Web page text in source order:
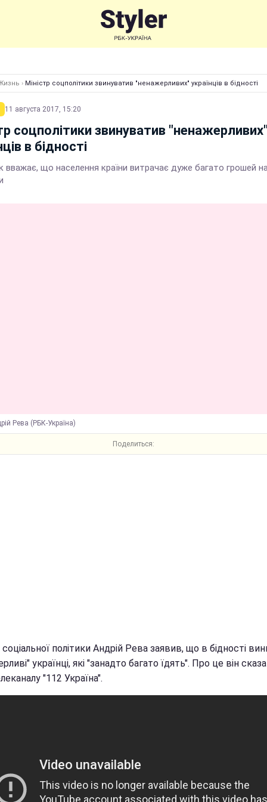
› Міністр соцполітики звинуватив "ненажерливих" українців в бідності
11 августа 2017, 15:20
соцполітики звинуватив "ненажерливих"
в бідності
вважає, що населення країни витрачає дуже багато грошей
Рева (РБК-Україна)
Поделиться:
соціальної політики Андрій Рева заявив, що в бідності
українці, які "занадто багато їдять". Про це він
"112 Україна".